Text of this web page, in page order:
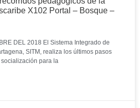
X102 Portal – Bosque –
DEL 2018 El Sistema Integrado de
SITM, realiza los últimos pasos
para la